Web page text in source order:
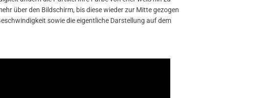
über den Bildschirm, bis diese wieder zur Mitte gezogen
sowie die eigentliche Darstellung auf dem